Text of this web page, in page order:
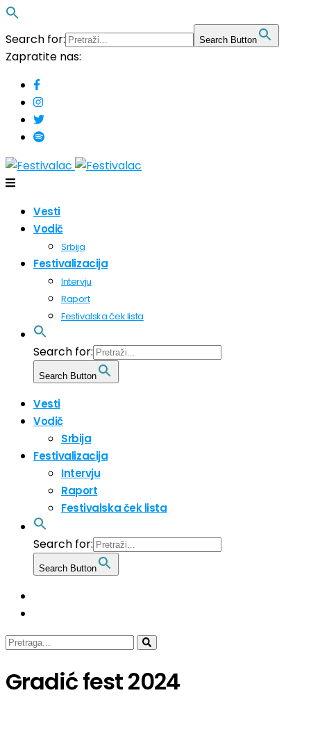
Search for: Search Button
Zapratite nas:
Vesti
Vodič
Srbija
Festivalizacija
Intervju
Raport
Festivalska ček lista
Search for:
Search Button
Vesti
Vodič
Srbija
Festivalizacija
Intervju
Raport
Festivalska ček lista
Search for:
Search Button
Gradić fest 2024